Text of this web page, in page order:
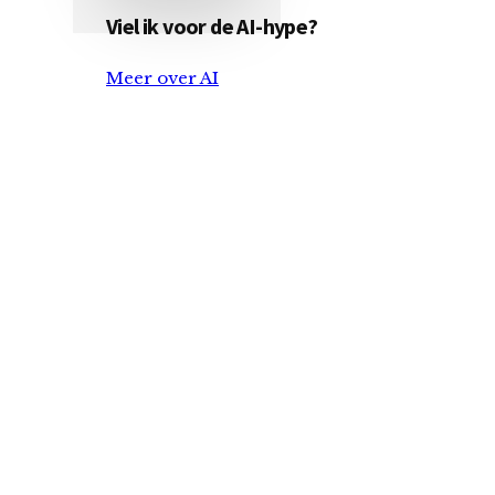
Viel ik voor de AI-hype?
Meer over AI